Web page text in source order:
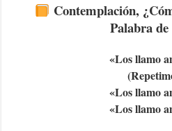
Contemplación,
Palabra de
«Los llamo
«Los llamo
«Los llamo